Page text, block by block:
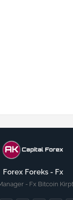
Forex Foreks - Fx
- Fx Bitcoin